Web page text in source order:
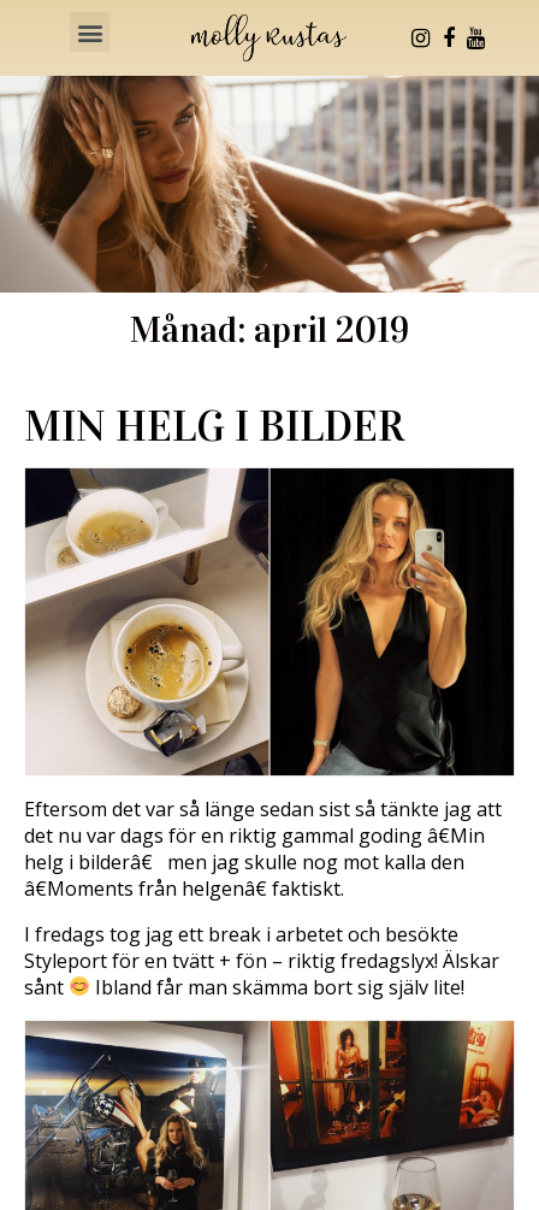
Månad: april 2019
MIN HELG I BILDER
Eftersom det var så länge sedan sist så tänkte jag att
det nu var dags för en riktig gammal goding â€Min
helg i bilderâ€ men jag skulle nog mot kalla den
â€Moments från helgenâ€ faktiskt.
I fredags tog jag ett break i arbetet och besökte
Styleport för en tvätt + fön – riktig fredagslyx! Älskar
sånt
 Ibland får man skämma bort sig själv lite!